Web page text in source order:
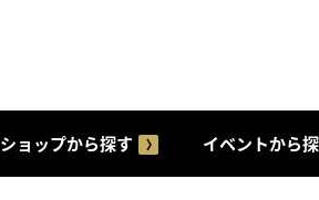
ショップから探す イベントから